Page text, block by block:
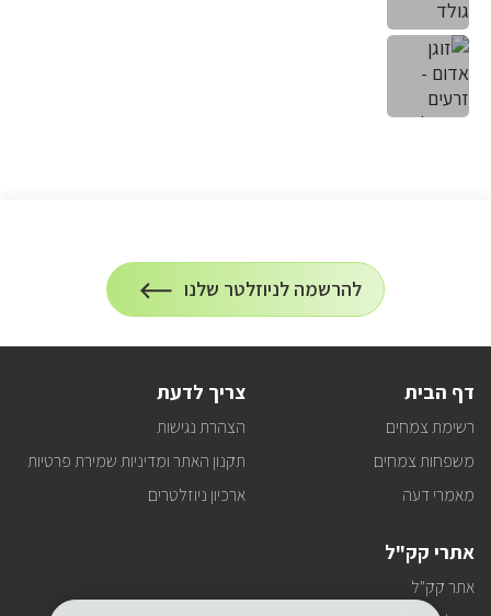
הרשמה
להרשמה לניוזלטר שלנו
על
הרשמה
דף הבית
רשימת צמחים
משפחות צמחים
מאמרי דעה
צריך לדעת
הצהרת נגישות
תקנון האתר ומדיניות שמירת פרטיות
ארכיון ניוזלטרים
אתרי קק"ל
אתר קק"ל